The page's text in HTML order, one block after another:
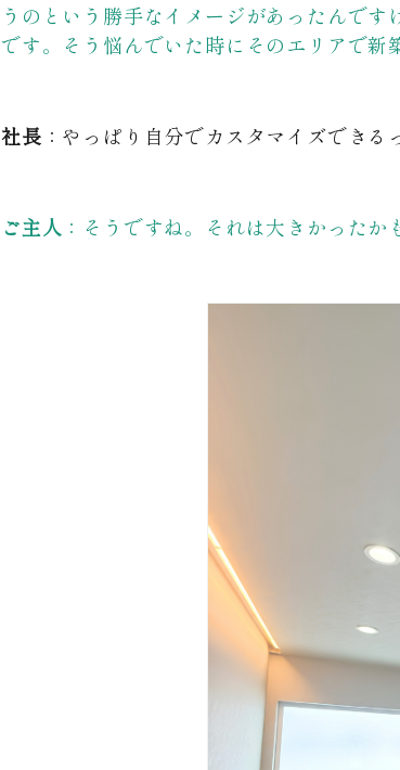
うのという勝手なイメージがあったんで
です。そう悩んでいた時にそのエリアで新
社長 ：やっぱり自分でカスタマイズできる
ご主人 ：そうですね。それは大きかったか